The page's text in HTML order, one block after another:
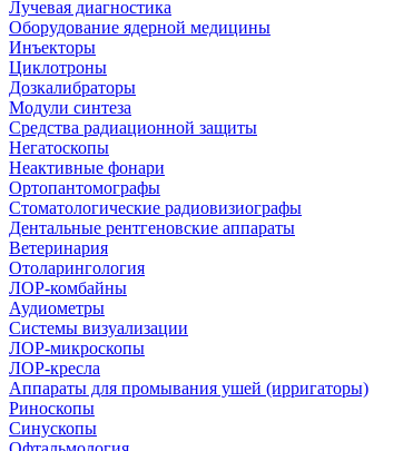
Лучевая диагностика
Оборудование ядерной медицины
Инъекторы
Циклотроны
Дозкалибраторы
Модули синтеза
Средства радиационной защиты
Негатоскопы
Неактивные фонари
Ортопантомографы
Стоматологические радиовизиографы
Дентальные рентгеновские аппараты
Ветеринария
Отоларингология
ЛОР-комбайны
Аудиометры
Системы визуализации
ЛОР-микроскопы
ЛОР-кресла
Аппараты для промывания ушей (ирригаторы)
Риноскопы
Синускопы